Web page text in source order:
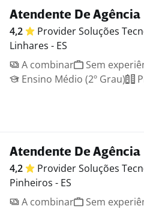
Atendente De Agência
4,2 Provider Soluções
Linhares - ES
A combinar
Sem
Ensino Médio (2º Grau)
Atendente De Agência
4,2 Provider Soluções
Pinheiros - ES
A combinar
Sem